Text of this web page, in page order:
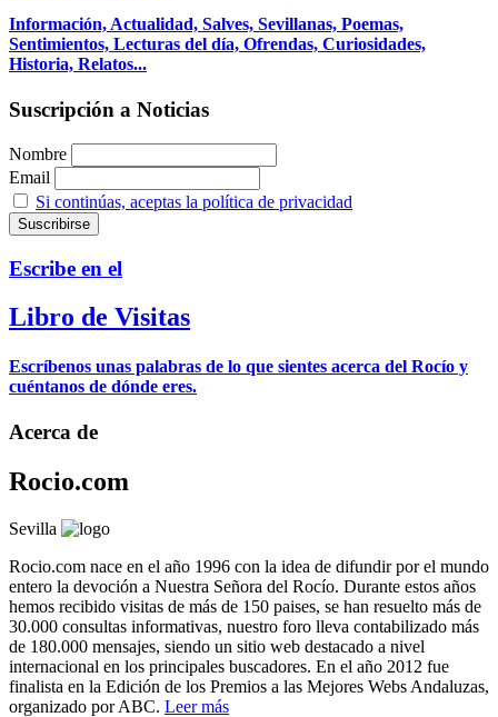
Información, Actualidad, Salves, Sevillanas, Poemas,
Sentimientos, Lecturas del día, Ofrendas, Curiosidades,
Historia, Relatos...
Suscripción a Noticias
Nombre
Email
Si continúas, aceptas la política de privacidad
Escribe en el
Libro de Visitas
Escríbenos unas palabras de lo que sientes acerca del Rocío y
cuéntanos de dónde eres.
Acerca de
Rocio.com
Sevilla
Rocio.com nace en el año 1996 con la idea de difundir por el mundo
entero la devoción a Nuestra Señora del Rocío. Durante estos años
hemos recibido visitas de más de 150 paises, se han resuelto más de
30.000 consultas informativas, nuestro foro lleva contabilizado más
de 180.000 mensajes, siendo un sitio web destacado a nivel
internacional en los principales buscadores. En el año 2012 fue
finalista en la Edición de los Premios a las Mejores Webs Andaluzas,
organizado por ABC. Leer más